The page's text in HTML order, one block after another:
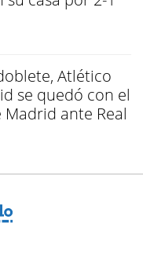
Atlético
se quedó con el
Madrid ante Real